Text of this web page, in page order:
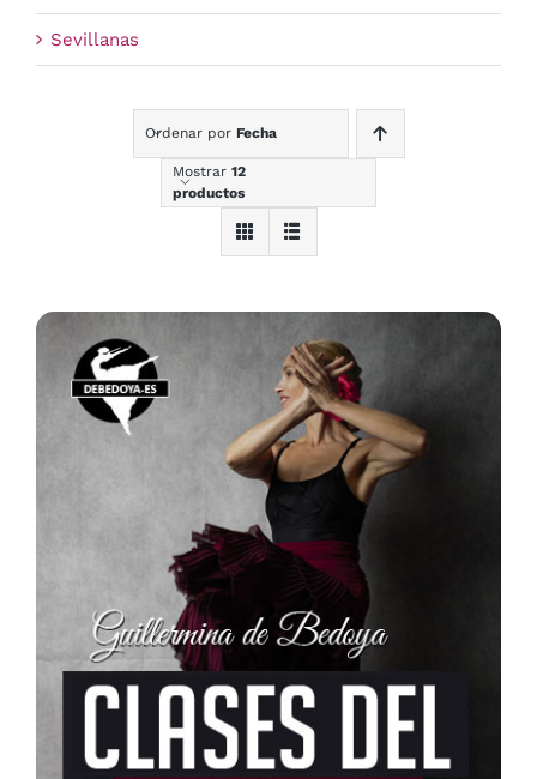
Sevillanas
Ordenar por Fecha
Mostrar 12
productos